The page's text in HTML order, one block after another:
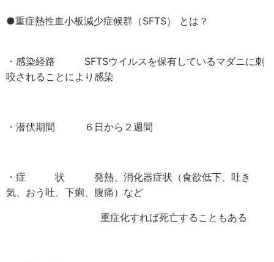
●重症熱性血小板減少症候群（SFTS） とは？
・感染経路 SFTSウイルスを保有しているマダニに刺
咬されることにより感染
・潜伏期間 ６日から２週間
・症 状 発熱、消化器症状（食欲低下、吐き
気、おう吐、下痢、腹痛）など
重症化すれば死亡することもある